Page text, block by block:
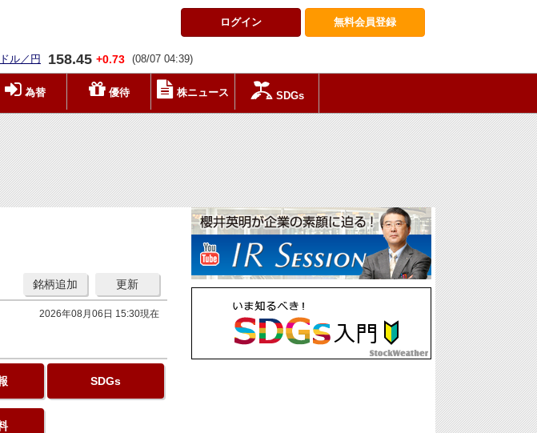
無料会員登録
ログイン
ル／円 158.45 +0.73 (08/07 04:39)
為替 優待 株ニュース SDGs
更新
銘柄追加
2026年08月06日 15:30現在
SDGs